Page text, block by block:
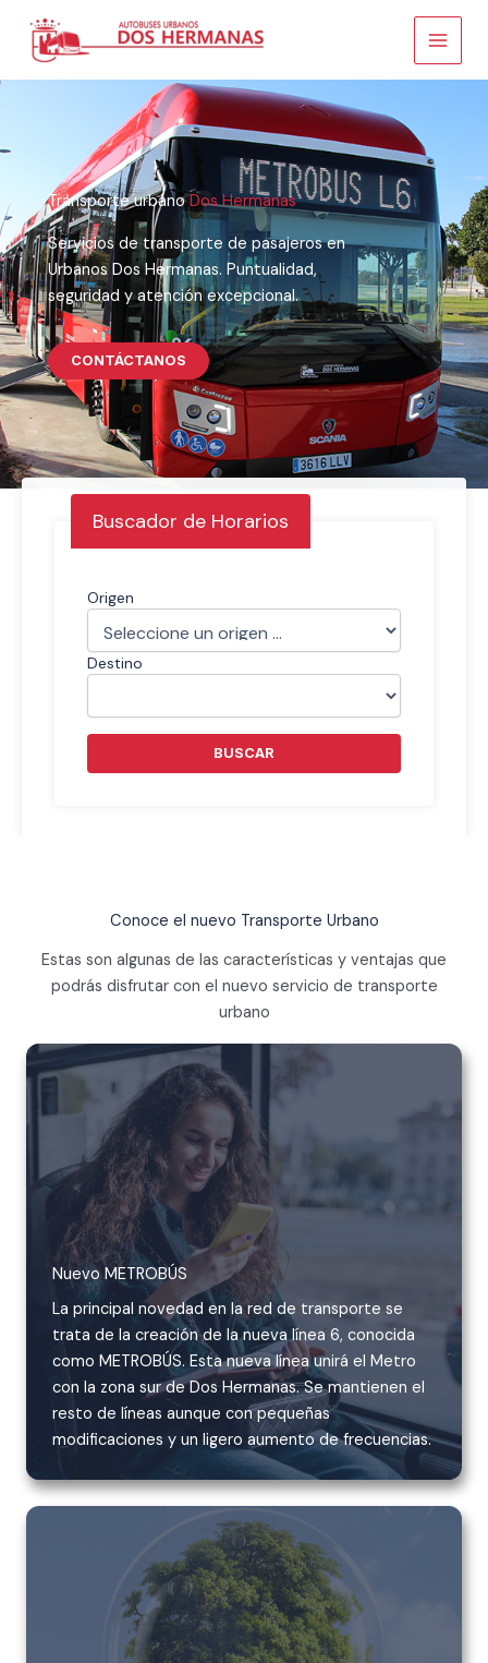
contenido
Transporte urbanoDos Hermanas
Servicios de transporte de pasajeros en
Urbanos Dos Hermanas. Puntualidad,
seguridad y atención excepcional.
CONTÁCTANOS
Buscador de Horarios
Origen
Destino
BUSCAR
Conoce el nuevo Transporte Urbano
Estas son algunas de las características y ventajas que
podrás disfrutar con el nuevo servicio de transporte
urbano
Nuevo METROBÚS
La principal novedad en la red de transporte se
trata de la creación de la nueva línea 6, conocida
como METROBÚS. Esta nueva línea unirá el Metro
con la zona sur de Dos Hermanas. Se mantienen el
resto de líneas aunque con pequeñas
modificaciones y un ligero aumento de frecuencias.